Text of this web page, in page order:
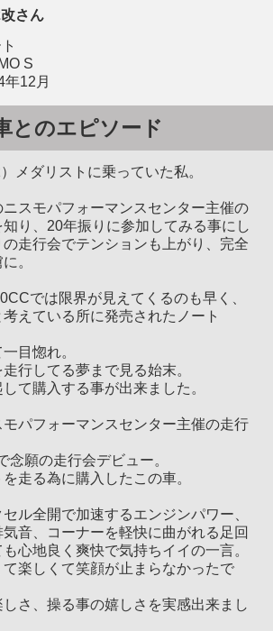
さん
S
年12月
とのエピソード
メダリストに乗っていた私。
スモパフォーマンスセンター主催の
り、20年振りに参加してみる事にし
の走行会でテンションも上がり、完全
。
では限界が見えてくるのも早く、
えている所に発売されたノート
目惚れ。
行してる夢まで見る始末。
て購入する事が出来ました。
パフォーマンスセンター主催の走行
念願の走行会デビュー。
走る為に購入したこの車。
ル全開で加速するエンジンパワー、
音、コーナーを軽快に曲がれる足回
心地良く爽快で気持ちイイの一言。
楽しくて笑顔が止まらなかったで
さ、操る事の嬉しさを実感出来まし